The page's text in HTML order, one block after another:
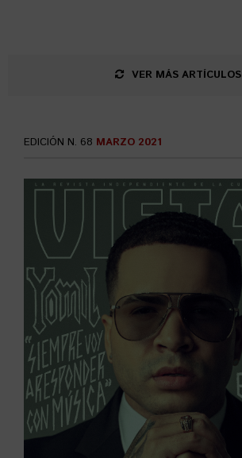
VER MÁS ARTÍCULOS
EDICIÓN N. 68 MARZO 2021